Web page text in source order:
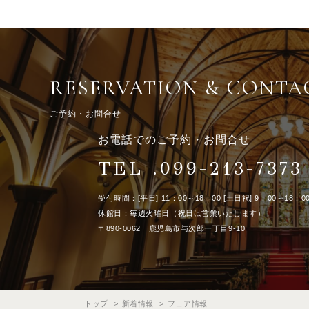
RESERVATION &
ご予約・お問合せ
お電話でのご予約・お問合せ
TEL .099-213-7373
受付時間：[平日] 11：00～18：00 [土日祝] 9：00～18：
休館日：毎週火曜日（祝日は営業いたします）
〒890-0062 鹿児島市与次郎一丁目9-10
トップ 新着情報 フェア情報